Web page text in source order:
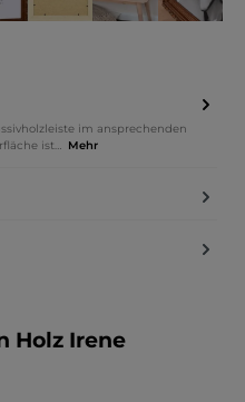
im ansprechenden
ist… Mehr
Holz Irene
von 5 Sternen